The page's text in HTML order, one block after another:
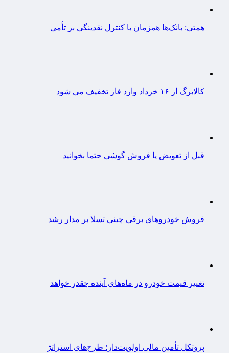
همتی: بانک‌ها همزمان با کنترل نقدینگی بر تأمی
کالابرگ از ۱۶ خرداد وارد فاز تخفیف می شود
قبل از تعویض یا فروش گوشی حتما بخوانید
فروش خودروهای برقی چینی تسلا بر مدار رشد
تغییر قیمت خودرو در ماه‌های آینده چقدر خواهد
پروتکل تأمین مالی اولویت‌دار؛ طرح‌های استراتژ